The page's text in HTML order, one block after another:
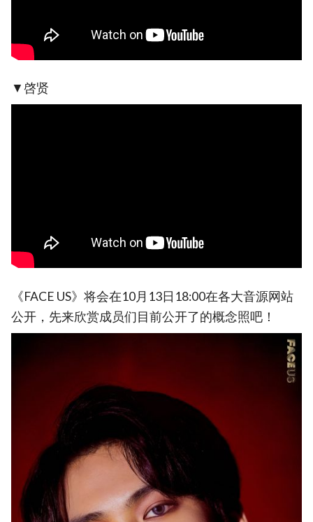
▼啓贤
《FACE US》将会在10月13日18:00在各大音源网站
公开，先来欣赏成员们目前公开了的概念照吧！